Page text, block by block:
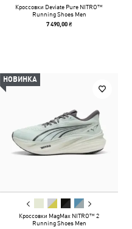
Кроссовки Deviate Pure NITRO™
Running Shoes Men
7 490,00 ₴
НОВИНКА
Кроссовки MagMax NITRO™ 2
Running Shoes Men